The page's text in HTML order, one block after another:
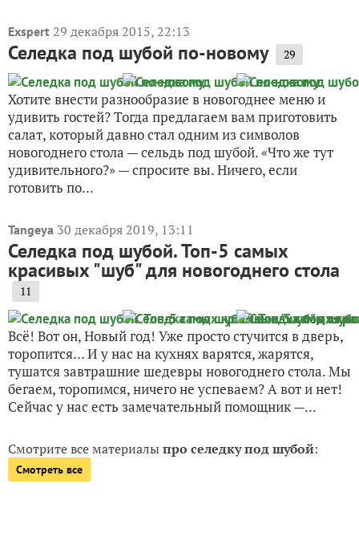
Exspert 29 декабря 2015, 22:13
Селедка под шубой по-новому 29
Хотите внести разнообразие в новогоднее меню и
удивить гостей? Тогда предлагаем вам приготовить
салат, который давно стал одним из символов
новогоднего стола — сельдь под шубой. «Что же тут
удивительного?» — спросите вы. Ничего, если
готовить по...
Tangeya 30 декабря 2019, 13:11
Селедка под шубой. Топ-5 самых
красивых "шуб" для новогоднего стола
11
Всё! Вот он, Новый год! Уже просто стучится в дверь,
торопится… И у нас на кухнях варятся, жарятся,
тушатся завтрашние шедевры новогоднего стола. Мы
бегаем, торопимся, ничего не успеваем? А вот и нет!
Сейчас у нас есть замечательный помощник —...
Смотрите все материалыпро селедку под шубой:
Смотреть все